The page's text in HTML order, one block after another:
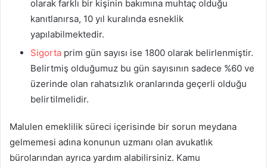
olarak farklı bir kişinin bakımına muhtaç olduğu
kanıtlanırsa, 10 yıl kuralında esneklik
yapılabilmektedir.
Sigorta prim gün sayısı ise 1800 olarak belirlenmiştir.
Belirtmiş olduğumuz bu gün sayısının sadece %60 ve
üzerinde olan rahatsızlık oranlarında geçerli olduğu
belirtilmelidir.
Malulen emeklilik süreci içerisinde bir sorun meydana
gelmemesi adına konunun uzmanı olan avukatlık
bürolarından ayrıca yardım alabilirsiniz. Kamu